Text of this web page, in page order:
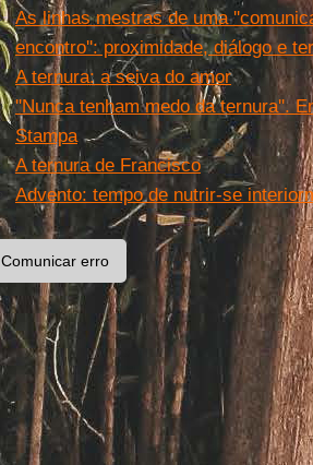
As linhas mestras de uma
encontro'': proximidade, diálogo e
A ternura: a seiva do amor
''Nunca tenham medo da ternura''.
Stampa
A ternura de Francisco
Advento: tempo de nutrir-se
Comunicar erro